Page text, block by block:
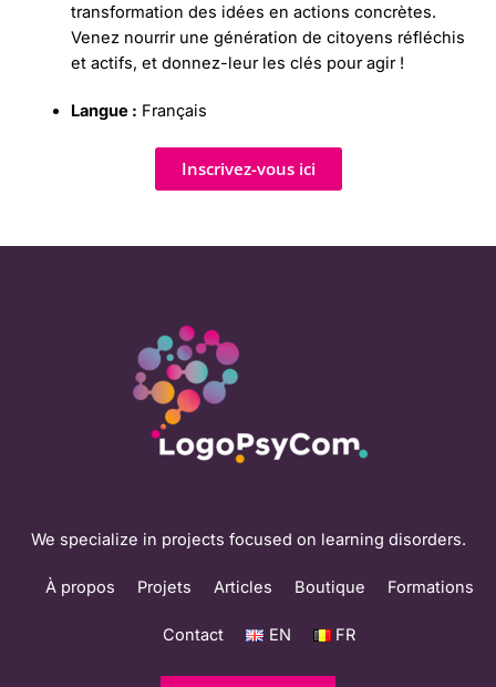
transformation des idées en actions concrètes.
Venez nourrir une génération de citoyens réfléchis
et actifs, et donnez-leur les clés pour agir !
Langue : Français
Inscrivez-vous ici
We specialize in projects focused on learning disorders.
À propos Projets Articles Boutique Formations
Contact EN FR